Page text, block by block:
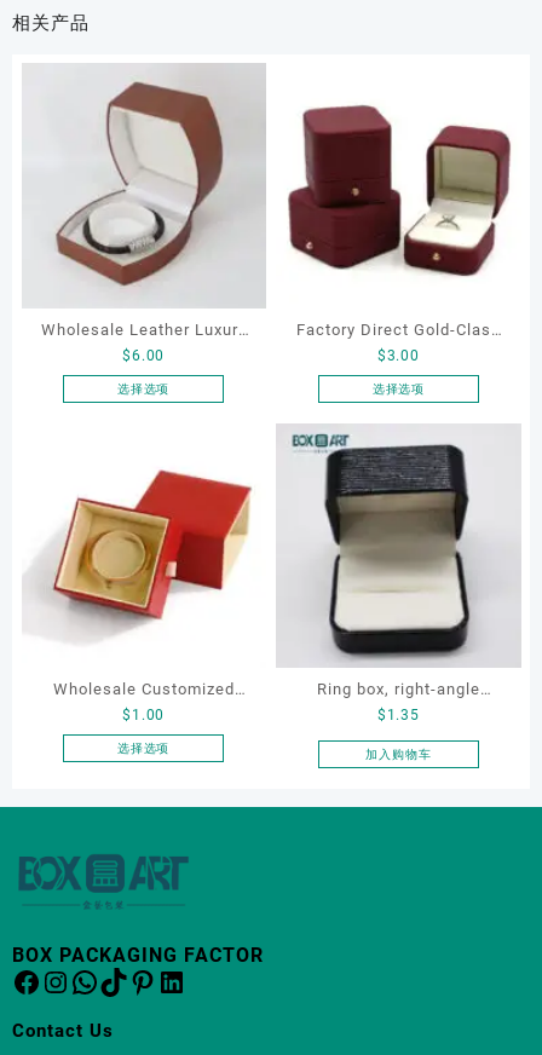
相关产品
Wholesale Leather Luxury
Package LED Jewellery
Packaging Ring Bracelet
Jewelry Packaging
$6.00
选择选项
有
多
种
变
体。
可
品
页
面
些
选
Factory Direct Gold-Clasp
Round-Corner Jewelry
Boxes Necklace Cases
Bracelet & Earring
Organizers
$3.00
选择选项
品
有
变
体。
产
品
页
面
上
Wholesale Customized
Leatherette Drawer Box
Jewelry Packaging Bags
Bracelet Gift Jewelry
$ 1.00
选择选项
多
体。
可
Ring box, right-angle
corduroy ring box, single
proposal ring box
$ 1.35
加入购物车
BOX PACKAGING FACTOR
Facebook
Instagram
WhatsApp
TikTok
Pinterest
LinkedIn
Contact Us